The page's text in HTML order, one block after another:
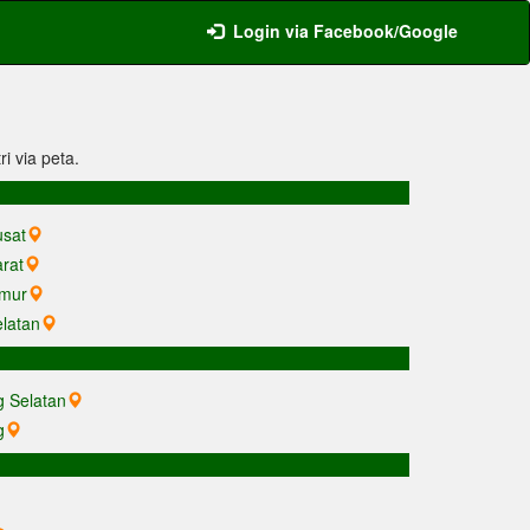
Login via Facebook/Google
via peta.
Selatan